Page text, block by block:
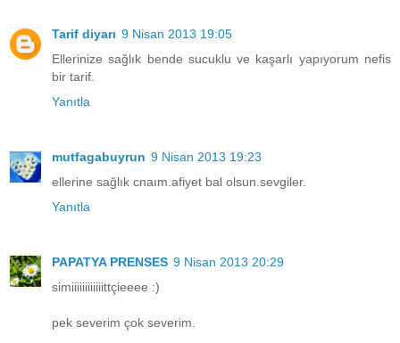
Tarif diyarı 9 Nisan 2013 19:05
Ellerinize sağlık bende sucuklu ve kaşarlı yapıyorum nefis
bir tarif.
Yanıtla
mutfagabuyrun 9 Nisan 2013 19:23
ellerine sağlık cnaım.afiyet bal olsun.sevgiler.
Yanıtla
PAPATYA PRENSES 9 Nisan 2013 20:29
simiiiiiiiiiiiittçieeee :)
pek severim çok severim.